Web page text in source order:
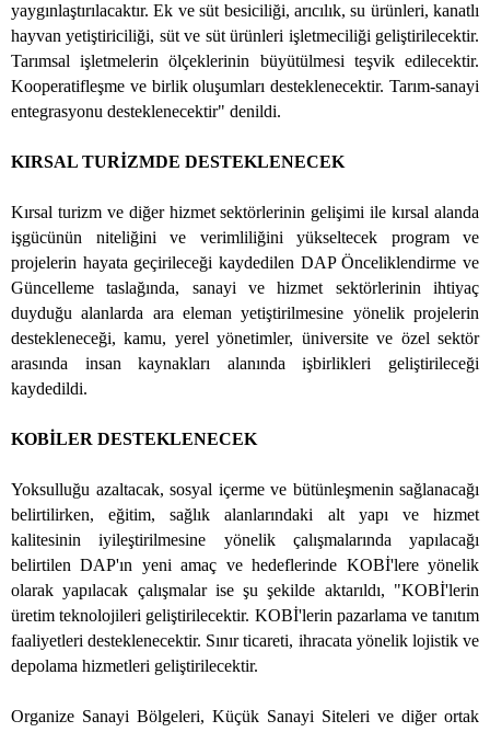
yaygınlaştırılacaktır. Ek ve süt besiciliği, arıcılık, su ürünleri, kanatlı
hayvan yetiştiriciliği, süt ve süt ürünleri işletmeciliği geliştirilecektir.
Tarımsal işletmelerin ölçeklerinin büyütülmesi teşvik edilecektir.
Kooperatifleşme ve birlik oluşumları desteklenecektir. Tarım-sanayi
entegrasyonu desteklenecektir" denildi.
KIRSAL TURİZMDE DESTEKLENECEK
Kırsal turizm ve diğer hizmet sektörlerinin gelişimi ile kırsal alanda
işgücünün niteliğini ve verimliliğini yükseltecek program ve
projelerin hayata geçirileceği kaydedilen DAP Önceliklendirme ve
Güncelleme taslağında, sanayi ve hizmet sektörlerinin ihtiyaç
duyduğu alanlarda ara eleman yetiştirilmesine yönelik projelerin
destekleneceği, kamu, yerel yönetimler, üniversite ve özel sektör
arasında insan kaynakları alanında işbirlikleri geliştirileceği
kaydedildi.
KOBİLER DESTEKLENECEK
Yoksulluğu azaltacak, sosyal içerme ve bütünleşmenin sağlanacağı
belirtilirken, eğitim, sağlık alanlarındaki alt yapı ve hizmet
kalitesinin iyileştirilmesine yönelik çalışmalarında yapılacağı
belirtilen DAP'ın yeni amaç ve hedeflerinde KOBİ'lere yönelik
olarak yapılacak çalışmalar ise şu şekilde aktarıldı, "KOBİ'lerin
üretim teknolojileri geliştirilecektir. KOBİ'lerin pazarlama ve tanıtım
faaliyetleri desteklenecektir. Sınır ticareti, ihracata yönelik lojistik ve
depolama hizmetleri geliştirilecektir.
Organize Sanayi Bölgeleri, Küçük Sanayi Siteleri ve diğer ortak